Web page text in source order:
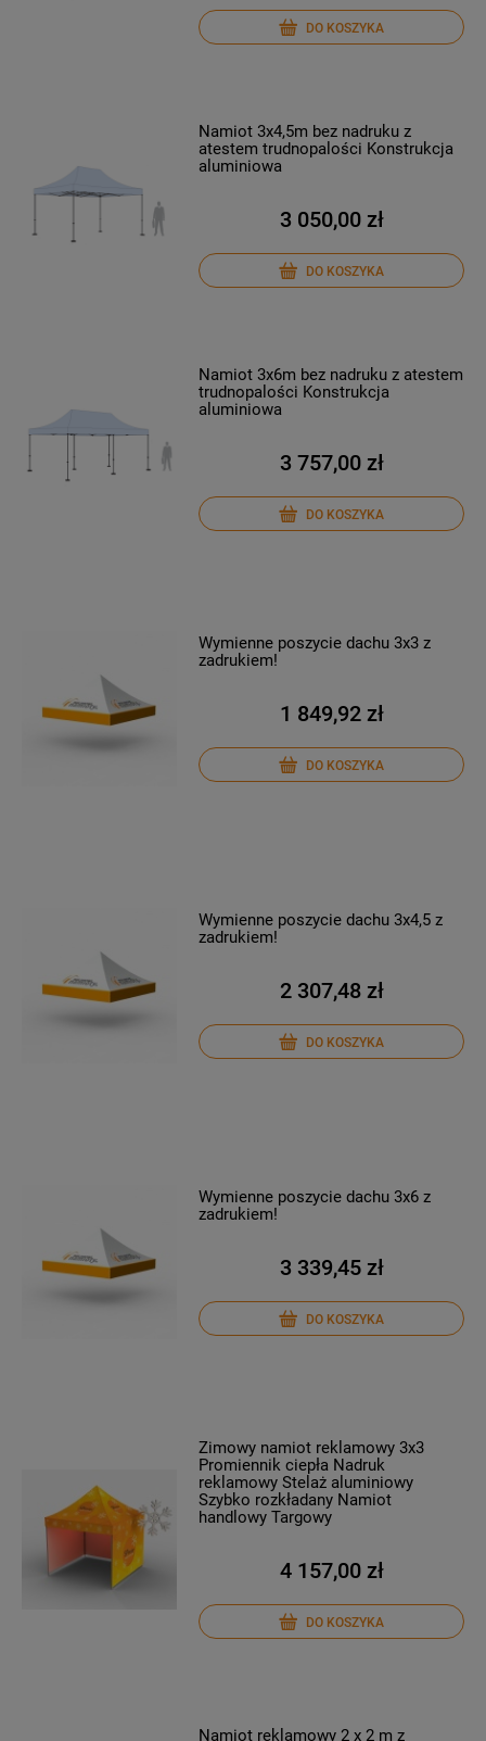
DO KOSZYKA
Namiot 3x4,5m bez nadruku z
atestem trudnopalości Konstrukcja
aluminiowa
3 050,00 zł
DO KOSZYKA
Namiot 3x6m bez nadruku z atestem
trudnopalości Konstrukcja
aluminiowa
3 757,00 zł
DO KOSZYKA
Wymienne poszycie dachu 3x3 z
zadrukiem!
1 849,92 zł
DO KOSZYKA
Wymienne poszycie dachu 3x4,5 z
zadrukiem!
2 307,48 zł
DO KOSZYKA
Wymienne poszycie dachu 3x6 z
zadrukiem!
3 339,45 zł
DO KOSZYKA
Zimowy namiot reklamowy 3x3
Promiennik ciepła Nadruk
reklamowy Stelaż aluminiowy
Szybko rozkładany Namiot
handlowy Targowy
4 157,00 zł
DO KOSZYKA
Namiot reklamowy 2 x 2 m z